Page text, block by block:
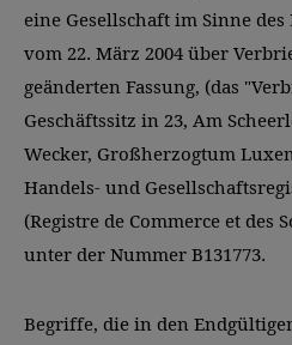
eine Gesellschaft im Sinne
vom 22. März 2004 über
geänderten Fassung, (das
Geschäftssitz in 23, Am
Wecker, Großherzogtum
Handels- und
(Registre de Commerce et des
unter der Nummer B131773.
Begriffe, die in den